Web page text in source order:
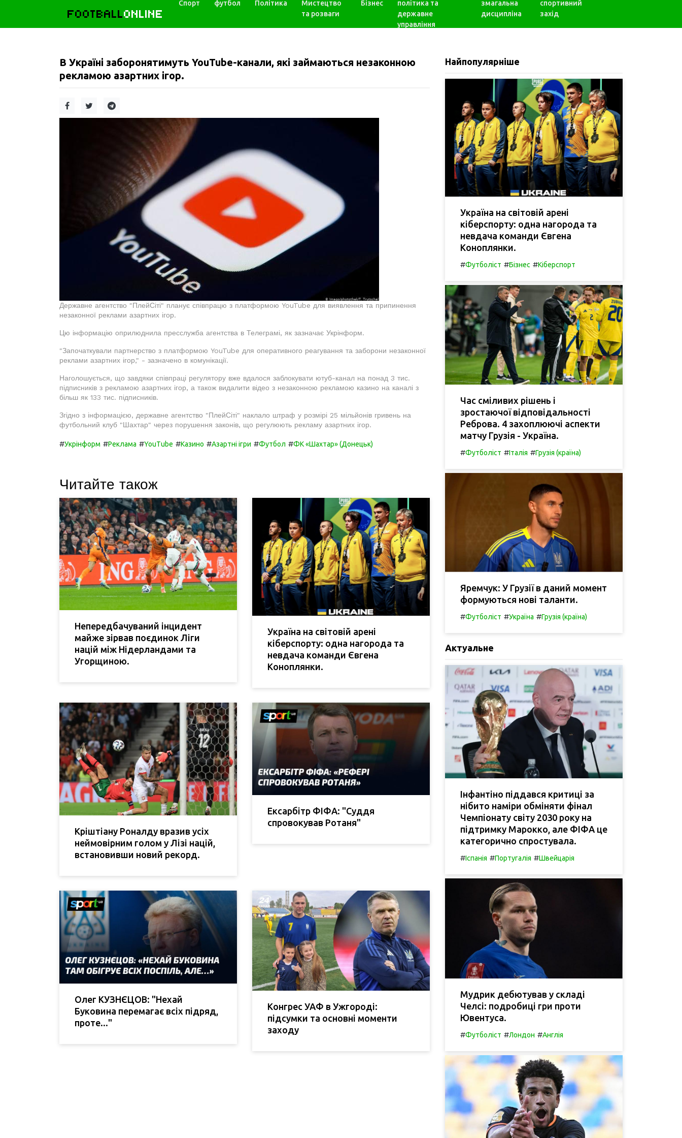
FOOTBALLONLINE
Спорт футбол Політика
Мистецтво
та розваги
Бізнес
політика та
державне
управління
змагальна
дисципліна
спортивний
захід
В Україні заборонятимуть YouTube-канали, які займаються незаконною
рекламою азартних ігор.
Державне агентство "ПлейСіті" планує співпрацю з платформою YouTube для виявлення та припинення
незаконної реклами азартних ігор.
Цю інформацію оприлюднила пресслужба агентства в Телеграмі, як зазначає Укрінформ.
"Започаткували партнерство з платформою YouTube для оперативного реагування та заборони незаконної
реклами азартних ігор," - зазначено в комунікації.
Наголошується, що завдяки співпраці регулятору вже вдалося заблокувати ютуб-канал на понад 3 тис.
підписників з рекламою азартних ігор, а також видалити відео з незаконною рекламою казино на каналі з
більш як 133 тис. підписників.
Згідно з інформацією, державне агентство "ПлейСіті" наклало штраф у розмірі 25 мільйонів гривень на
футбольний клуб "Шахтар" через порушення законів, що регулюють рекламу азартних ігор.
#Укрінформ #Реклама #YouTube #Казино #Азартні ігри #Футбол #ФК «Шахтар» (Донецьк)
Читайте також
Непередбачуваний інцидент
майже зірвав поєдинок Ліги
націй між Нідерландами та
Угорщиною.
Україна на світовій арені
кіберспорту: одна нагорода та
невдача команди Євгена
Коноплянки.
Кріштіану Роналду вразив усіх
неймовірним голом у Лізі націй,
встановивши новий рекорд.
Ексарбітр ФІФА: "Суддя
спровокував Ротаня"
Олег КУЗНЄЦОВ: "Нехай
Буковина перемагає всіх підряд,
проте..."
Конгрес УАФ в Ужгороді:
підсумки та основні моменти
заходу
Найпопулярніше
Україна на світовій арені
кіберспорту: одна нагорода та
невдача команди Євгена
Коноплянки.
#Футболіст #Бізнес #Кіберспорт
Час сміливих рішень і
зростаючої відповідальності
Реброва. 4 захоплюючі аспекти
матчу Грузія - Україна.
#Футболіст #Італія #Грузія (країна)
Яремчук: У Грузії в даний момент
формуються нові таланти.
#Футболіст #Україна #Грузія (країна)
Актуальне
Інфантіно піддався критиці за
нібито наміри обміняти фінал
Чемпіонату світу 2030 року на
підтримку Марокко, але ФІФА це
категорично спростувала.
#Іспанія #Португалія #Швейцарія
Мудрик дебютував у складі
Челсі: подробиці гри проти
Ювентуса.
#Футболіст #Лондон #Англія